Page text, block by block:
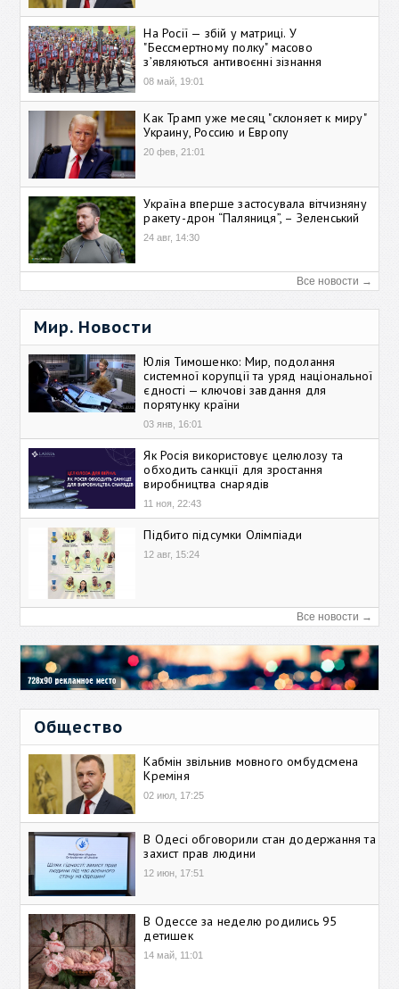
На Росії — збій у матриці. У
"Бессмертному полку" масово
зʼявляються антивоєнні зізнання
08 май, 19:01
Как Трамп уже месяц "склоняет к миру"
Украину, Россию и Европу
20 фев, 21:01
Україна вперше застосувала вітчизняну
ракету-дрон “Паляниця”, – Зеленський
24 авг, 14:30
Все новости →
Мир. Новости
Юлія Тимошенко: Мир, подолання
системної корупції та уряд національної
єдності — ключові завдання для
порятунку країни
03 янв, 16:01
Як Росія використовує целюлозу та
обходить санкції для зростання
виробництва снарядів
11 ноя, 22:43
Підбито підсумки Олімпіади
12 авг, 15:24
Все новости →
Общество
Кабмін звільнив мовного омбудсмена
Креміня
02 июл, 17:25
В Одесі обговорили стан додержання та
захист прав людини
12 июн, 17:51
В Одессе за неделю родились 95
детишек
14 май, 11:01